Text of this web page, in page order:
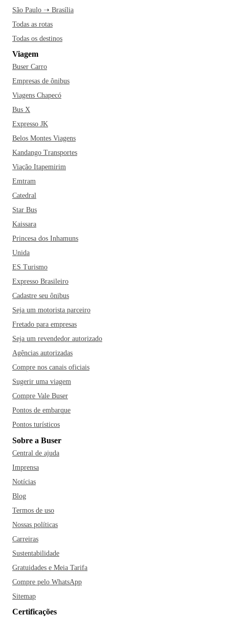
São Paulo ➝ Brasília
Todas as rotas
Todas os destinos
Viagem
Buser Carro
Empresas de ônibus
Viagens Chapecó
Bus X
Expresso JK
Belos Montes Viagens
Kandango Transportes
Viação Itapemirim
Emtram
Catedral
Star Bus
Kaissara
Princesa dos Inhamuns
Unida
ES Turismo
Expresso Brasileiro
Cadastre seu ônibus
Seja um motorista parceiro
Fretado para empresas
Seja um revendedor autorizado
Agências autorizadas
Compre nos canais oficiais
Sugerir uma viagem
Compre Vale Buser
Pontos de embarque
Pontos turísticos
Sobre a Buser
Central de ajuda
Imprensa
Notícias
Blog
Termos de uso
Nossas políticas
Carreiras
Sustentabilidade
Gratuidades e Meia Tarifa
Compre pelo WhatsApp
Sitemap
Certificações